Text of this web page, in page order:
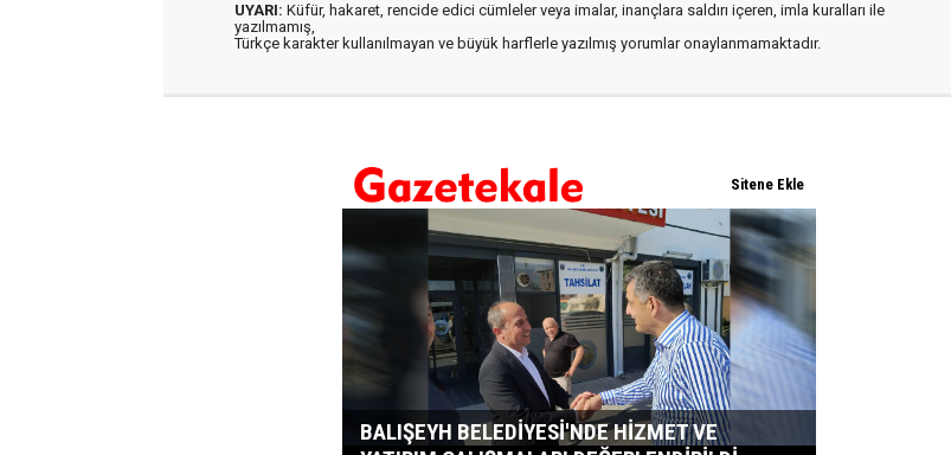
UYARI: Küfür, hakaret, rencide edici cümleler veya imalar, inançlara saldırı içeren, imla kuralları ile
yazılmamış,
Türkçe karakter kullanılmayan ve büyük harflerle yazılmış yorumlar onaylanmamaktadır.